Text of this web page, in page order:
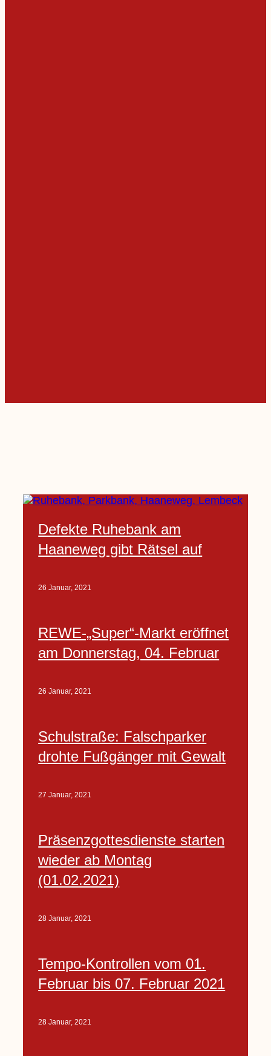
Defekte Ruhebank am
Haaneweg gibt Rätsel auf
26 Januar, 2021
REWE-„Super“-Markt eröffnet
am Donnerstag, 04. Februar
26 Januar, 2021
Schulstraße: Falschparker
drohte Fußgänger mit Gewalt
27 Januar, 2021
Präsenzgottesdienste starten
wieder ab Montag
(01.02.2021)
28 Januar, 2021
Tempo-Kontrollen vom 01.
Februar bis 07. Februar 2021
28 Januar, 2021